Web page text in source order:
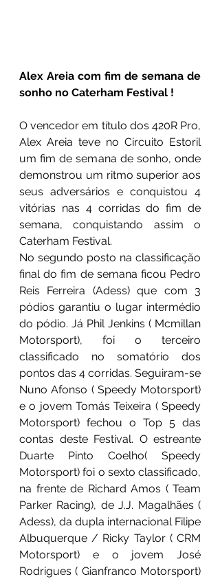
Alex Areia com fim de semana de
sonho no Caterham Festival !
O vencedor em título dos 420R Pro,
Alex Areia teve no Circuito Estoril
um fim de semana de sonho, onde
demonstrou um ritmo superior aos
seus adversários e conquistou 4
vitórias nas 4 corridas do fim de
semana, conquistando assim o
Caterham Festival.
No segundo posto na classificação
final do fim de semana ficou Pedro
Reis Ferreira (Adess) que com 3
pódios garantiu o lugar intermédio
do pódio. Já Phil Jenkins ( Mcmillan
Motorsport), foi o terceiro
classificado no somatório dos
pontos das 4 corridas. Seguiram-se
Nuno Afonso ( Speedy Motorsport)
e o jovem Tomás Teixeira ( Speedy
Motorsport) fechou o Top 5 das
contas deste Festival. O estreante
Duarte Pinto Coelho( Speedy
Motorsport) foi o sexto classificado,
na frente de Richard Amos ( Team
Parker Racing), de J.J. Magalhães (
Adess), da dupla internacional Filipe
Albuquerque / Ricky Taylor ( CRM
Motorsport) e o jovem José
Rodrigues ( Gianfranco Motorsport)